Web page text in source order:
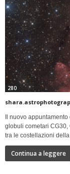
280
Il nuovo
globuli cometari
tra le costellazioni
Continua a leggere